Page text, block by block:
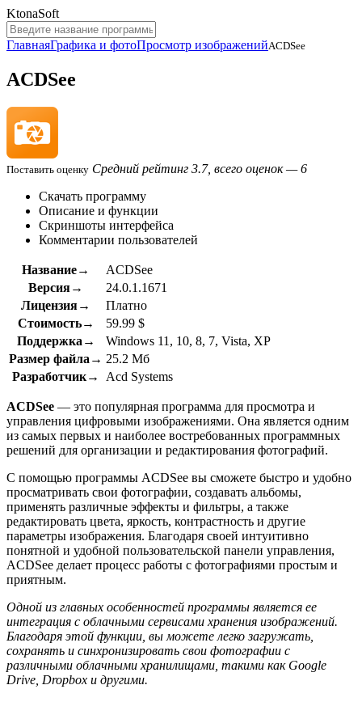
KtonaSoft
ГлавнаяГрафика и фотоПросмотр изображенийACDSee
ACDSee
Поставить оценку Средний рейтинг 3.7, всего оценок — 6
Скачать программу
Описание и функции
Скриншоты интерфейса
Комментарии пользователей
Название→
ACDSee
Версия→
24.0.1.1671
Лицензия→
Платно
Стоимость→
59.99 $
Поддержка→
Windows 11, 10, 8, 7, Vista, XP
Размер файла→ 25.2 Мб
Разработчик→
Acd Systems
ACDSee — это популярная программа для просмотра и
управления цифровыми изображениями. Она является одним
из самых первых и наиболее востребованных программных
решений для организации и редактирования фотографий.
С помощью программы ACDSee вы сможете быстро и удобно
просматривать свои фотографии, создавать альбомы,
применять различные эффекты и фильтры, а также
редактировать цвета, яркость, контрастность и другие
параметры изображения. Благодаря своей интуитивно
понятной и удобной пользовательской панели управления,
ACDSee делает процесс работы с фотографиями простым и
приятным.
Одной из главных особенностей программы является ее
интеграция с облачными сервисами хранения изображений.
Благодаря этой функции, вы можете легко загружать,
сохранять и синхронизировать свои фотографии с
различными облачными хранилищами, такими как Google
Drive, Dropbox и другими.